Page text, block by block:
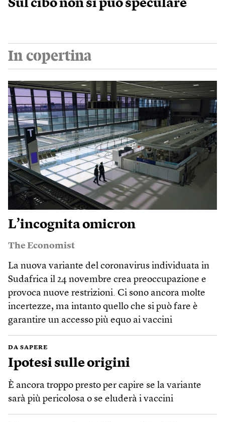
Sul cibo non si può speculare
In copertina
L’incognita omicron
The Economist
La nuova variante del coronavirus individuata in
Sudafrica il 24 novembre crea preoccupazione e
provoca nuove restrizioni. Ci sono ancora molte
incertezze, ma intanto quello che si può fare è
garantire un accesso più equo ai vaccini
DA SAPERE
Ipotesi sulle origini
È ancora troppo presto per capire se la variante
sarà più pericolosa o se eluderà i vaccini